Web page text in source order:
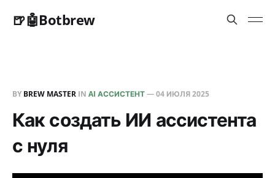
🍺🤖Botbrew
BY BREW MASTER IN AI АССИСТЕНТ—04 ИЮЛЯ 2025
Как создать ИИ ассистента
с нуля